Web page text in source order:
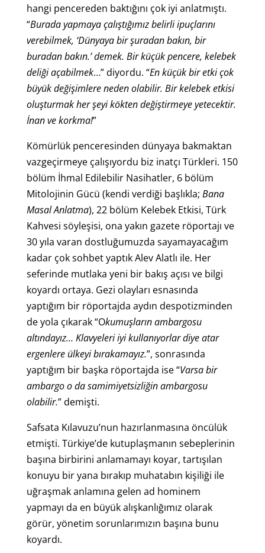
hangi pencereden baktığını çok iyi anlatmıştı.
“Burada yapmaya çalıştığımız belirli ipuçlarını
verebilmek, ‘Dünyaya bir şuradan bakın, bir
buradan bakın.’ demek. Bir küçük pencere, kelebek
deliği açabilmek…” diyordu. “En küçük bir etki çok
büyük değişimlere neden olabilir. Bir kelebek etkisi
oluşturmak her şeyi kökten değiştirmeye yetecektir.
İnan ve korkma!”
Kömürlük penceresinden dünyaya bakmaktan
vazgeçirmeye çalışıyordu biz inatçı Türkleri. 150
bölüm İhmal Edilebilir Nasihatler, 6 bölüm
Mitolojinin Gücü (kendi verdiği başlıkla; Bana
Masal Anlatma), 22 bölüm Kelebek Etkisi, Türk
Kahvesi söyleşisi, ona yakın gazete röportajı ve
30 yıla varan dostluğumuzda sayamayacağım
kadar çok sohbet yaptık Alev Alatlı ile. Her
seferinde mutlaka yeni bir bakış açısı ve bilgi
koyardı ortaya. Gezi olayları esnasında
yaptığım bir röportajda aydın despotizminden
de yola çıkarak “Okumuşların ambargosu
altındayız… Klavyeleri iyi kullanıyorlar diye atar
ergenlere ülkeyi bırakamayız.”, sonrasında
yaptığım bir başka röportajda ise “Varsa bir
ambargo o da samimiyetsizliğin ambargosu
olabilir.” demişti.
Safsata Kılavuzu’nun hazırlanmasına öncülük
etmişti. Türkiye’de kutuplaşmanın sebeplerinin
başına birbirini anlamamayı koyar, tartışılan
konuyu bir yana bırakıp muhatabın kişiliği ile
uğraşmak anlamına gelen ad hominem
yapmayı da en büyük alışkanlığımız olarak
görür, yönetim sorunlarımızın başına bunu
koyardı.